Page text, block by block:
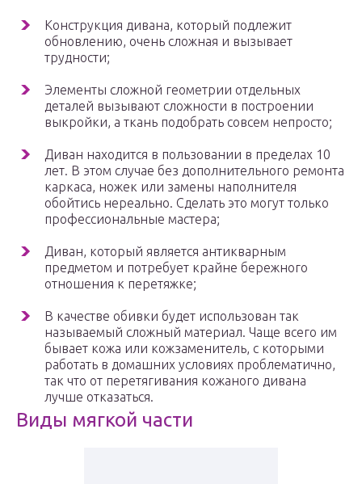
Конструкция дивана, который подлежит
обновлению, очень сложная и вызывает
трудности;
Элементы сложной геометрии отдельных
деталей вызывают сложности в построении
выкройки, а ткань подобрать совсем непросто;
Диван находится в пользовании в пределах 10
лет. В этом случае без дополнительного ремонта
каркаса, ножек или замены наполнителя
обойтись нереально. Сделать это могут только
профессиональные мастера;
Диван, который является антикварным
предметом и потребует крайне бережного
отношения к перетяжке;
В качестве обивки будет использован так
называемый сложный материал. Чаще всего им
бывает кожа или кожзаменитель, с которыми
работать в домашних условиях проблематично,
так что от перетягивания кожаного дивана
лучше отказаться.
Виды мягкой части